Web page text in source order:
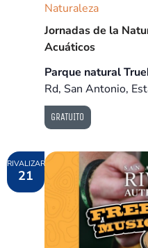
Jornadas de la
Acuáticos
Naturaleza
Parque natural
Rd, San Antonio,
GRATUITO
RIVALIZAR
21